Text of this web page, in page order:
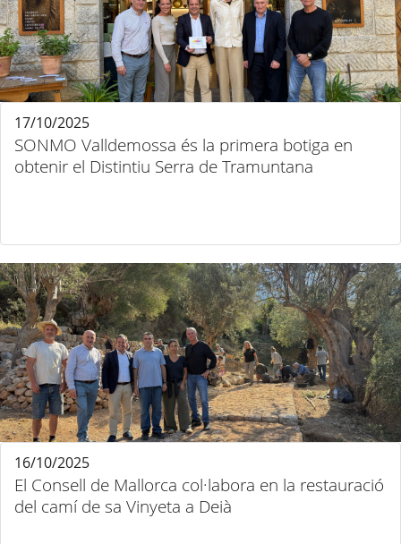
SONMO Valldemossa és la primera botiga en
obtenir el Distintiu Serra de Tramuntana
17/10/2025
El Consell de Mallorca col·labora en la restauració
del camí de sa Vinyeta a Deià
16/10/2025